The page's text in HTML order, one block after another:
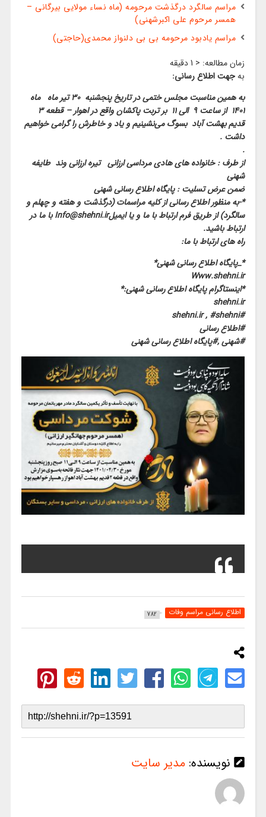
مراسم سالگرد درگذشت مرحومه (ماه نساء مولایی بیرگانی –
همسر مرحوم علی اکبرشهنی)
مراسم یادبود مرحومه بی بی دلنواز محمدی(حاجتی)
زمان مطالعه: < 1 دقیقه
بهجهت اطلاع رسانی:
به همین مناسبت مجلس ختمی در تاریخ پنجشنبه ۳۰ تیر ماه ماه
۱۴۰۱ از ساعت ۹ الی ۱۱ بر تربت پاکشان واقع در اهوار – قطعه ۳
قدیم بهشت آباد بسوگ می‌نشینیم و یاد و خاطرش را گرامی خواهیم
داشت .
.
از طرف : خانواده های هادی مرداسی ارزانی تیره ارزانی وند طایفه
شهنی
ضمن عرض تسلیت : پایگاه اطلاع رسانی شهنی
*-به منظور اطلاع رسانی از کلیه مراسمات (درگذشت و هفته و چهلم و
سالگرد) از طریق فرم ارتباط با ما و یا ایمیلInfo@shehni.ir با ما در
ارتباط باشید.
راه های ارتباط با ما:
*_پایگاه اطلاع رسانی شهنی*
Www.shehni.ir
*اینستاگرام پایگاه اطلاع رسانی شهنی:*
shehni.ir
#shehni.ir , #shehni
#اطلاع رسانی
#شهنی ,#پایگاه اطلاع رسانی شهنی
اطلاع رسانی مراسم وفات 782
نویسنده: مدیر سایت